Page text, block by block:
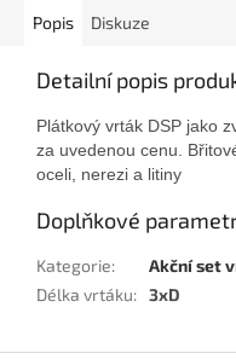
Popis Diskuze
Detailní popis
Plátkový vrták DSP jako
za uvedenou cenu.
oceli, nerezi a litiny
Doplňkové
Kategorie:
Akční set
Délka vrtáku: 3xD